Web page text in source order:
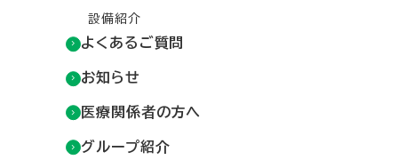
設備紹介
よくあるご質問
お知らせ
医療関係者の方へ
グループ紹介